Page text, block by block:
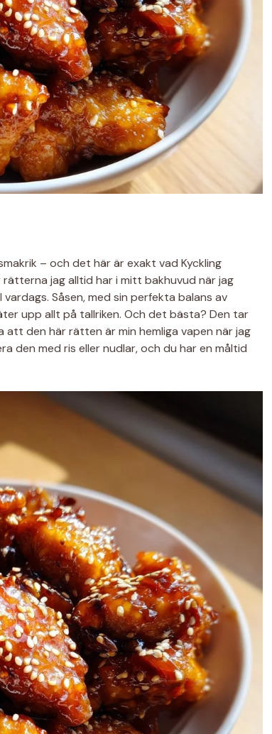
– och det här är exakt vad Kyckling
jag alltid har i mitt bakhuvud när jag
Såsen, med sin perfekta balans av
upp allt på tallriken. Och det bästa? Den tar
den här rätten är min hemliga vapen när jag
den med ris eller nudlar, och du har en måltid